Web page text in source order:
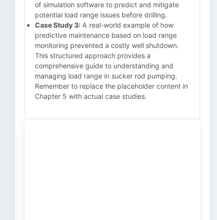
of simulation software to predict and mitigate
potential load range issues before drilling.
Case Study 3: A real-world example of how
predictive maintenance based on load range
monitoring prevented a costly well shutdown.
This structured approach provides a
comprehensive guide to understanding and
managing load range in sucker rod pumping.
Remember to replace the placeholder content in
Chapter 5 with actual case studies.